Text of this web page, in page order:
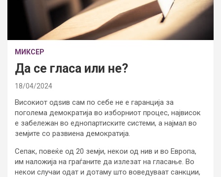
МИКСЕР
Да се гласа или не?
18/04/2024
Високиот одѕив сам по себе не е гаранција за
поголема демократија во изборниот процес, највисок
е забележан во еднопартиските системи, а најмал во
земјите со развиена демократија.
Сепак, повеќе од 20 земји, некои од нив и во Европа,
им наложија на граѓаните да излезат на гласање. Во
некои случаи одат и дотаму што воведуваат санкции,